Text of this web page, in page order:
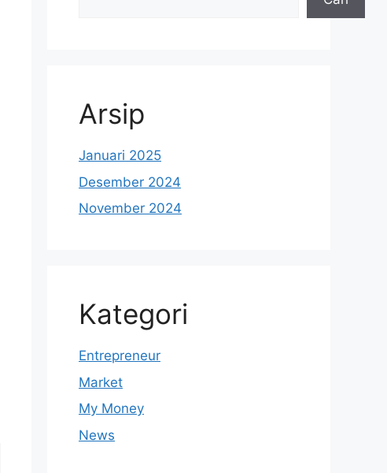
Arsip
Januari 2025
Desember 2024
November 2024
Kategori
Entrepreneur
Market
My Money
News